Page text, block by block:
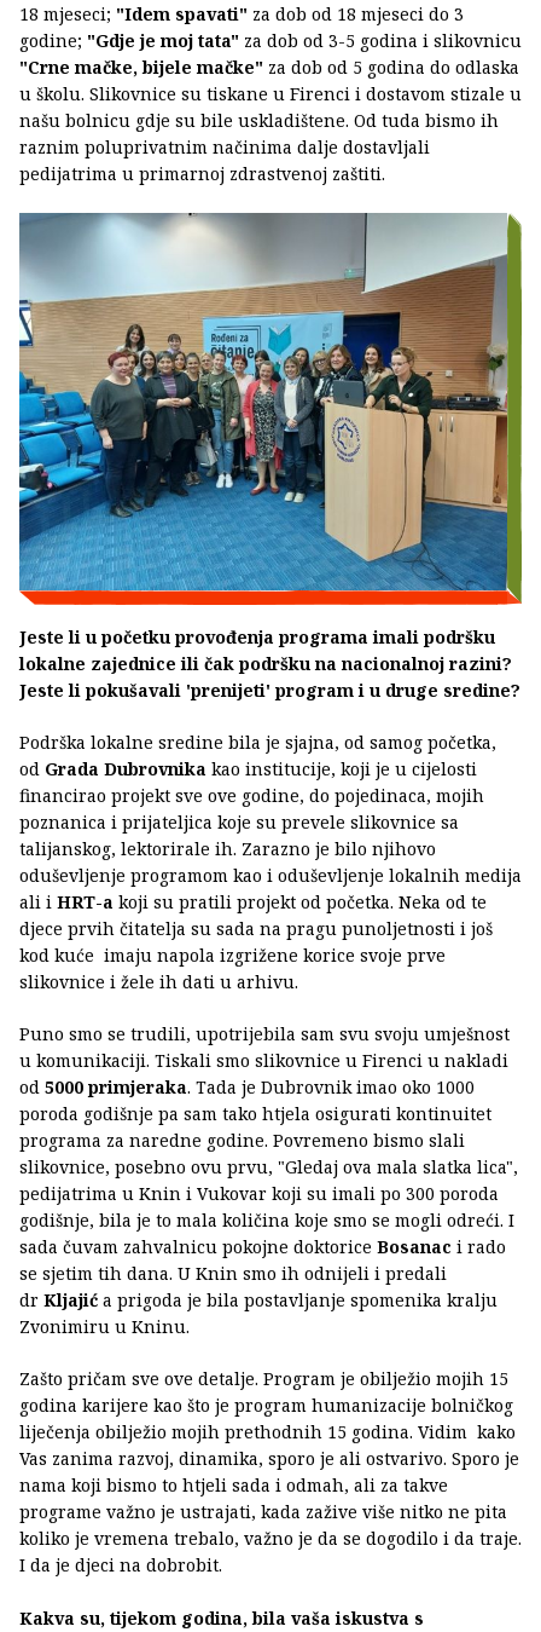
18 mjeseci; "Idem spavati" za dob od 18 mjeseci do 3
godine; "Gdje je moj tata" za dob od 3-5 godina i slikovnicu
"Crne mačke, bijele mačke" za dob od 5 godina do odlaska
u školu. Slikovnice su tiskane u Firenci i dostavom stizale u
našu bolnicu gdje su bile uskladištene. Od tuda bismo ih
raznim poluprivatnim načinima dalje dostavljali
pedijatrima u primarnoj zdrastvenoj zaštiti.
Jeste li u početku provođenja programa imali podršku
lokalne zajednice ili čak podršku na nacionalnoj razini?
Jeste li pokušavali 'prenijeti' program i u druge sredine?
Podrška lokalne sredine bila je sjajna, od samog početka,
od Grada Dubrovnika kao institucije, koji je u cijelosti
financirao projekt sve ove godine, do pojedinaca, mojih
poznanica i prijateljica koje su prevele slikovnice sa
talijanskog, lektorirale ih. Zarazno je bilo njihovo
oduševljenje programom kao i oduševljenje lokalnih medija
ali i HRT-a koji su pratili projekt od početka. Neka od te
djece prvih čitatelja su sada na pragu punoljetnosti i još
kod kuće imaju napola izgrižene korice svoje prve
slikovnice i žele ih dati u arhivu.
Puno smo se trudili, upotrijebila sam svu svoju umješnost
u komunikaciji. Tiskali smo slikovnice u Firenci u nakladi
od 5000 primjeraka. Tada je Dubrovnik imao oko 1000
poroda godišnje pa sam tako htjela osigurati kontinuitet
programa za naredne godine. Povremeno bismo slali
slikovnice, posebno ovu prvu, "Gledaj ova mala slatka lica",
pedijatrima u Knin i Vukovar koji su imali po 300 poroda
godišnje, bila je to mala količina koje smo se mogli odreći. I
sada čuvam zahvalnicu pokojne doktorice Bosanac i rado
se sjetim tih dana. U Knin smo ih odnijeli i predali
dr Kljajić a prigoda je bila postavljanje spomenika kralju
Zvonimiru u Kninu.
Zašto pričam sve ove detalje. Program je obilježio mojih 15
godina karijere kao što je program humanizacije bolničkog
liječenja obilježio mojih prethodnih 15 godina. Vidim kako
Vas zanima razvoj, dinamika, sporo je ali ostvarivo. Sporo je
nama koji bismo to htjeli sada i odmah, ali za takve
programe važno je ustrajati, kada zažive više nitko ne pita
koliko je vremena trebalo, važno je da se dogodilo i da traje.
I da je djeci na dobrobit.
Kakva su, tijekom godina, bila vaša iskustva s